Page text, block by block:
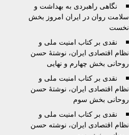
نگاهی راهبردی به بهداشت و
سلامت روان در ايران امروز بخش
نخست
نقدی بر کتاب امنيت ملی و
نظام اقتصادی ايران، نوشتۀ حسن
روحانی بخش چهارم و نهایی
نقدی بر کتاب امنيت ملی و
نظام اقتصادی ايران، نوشتۀ حسن
روحانی بخش سوم
نقدی بر کتاب امنيت ملی و
نظام اقتصادی ايران، نوشته حسن